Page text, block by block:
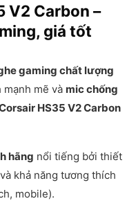
V2 Carbon –
giá tốt
gaming chất lượng
mạnh mẽ và mic chống
HS35 V2 Carbon
hãng nổi tiếng bởi thiết
khả năng tương thích
mobile).